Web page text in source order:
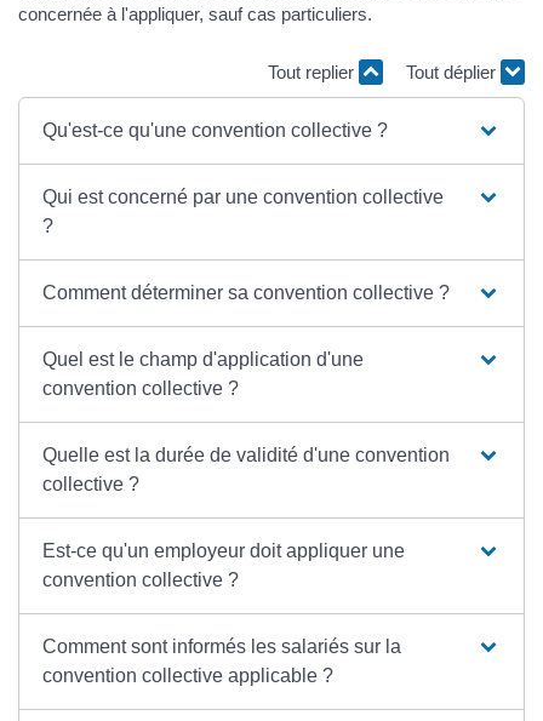
concernée à l'appliquer, sauf cas particuliers.
Tout replier Tout déplier
Qu'est-ce qu'une convention collective ?
Qui est concerné par une convention collective
?
Comment déterminer sa convention collective ?
Quel est le champ d'application d'une
convention collective ?
Quelle est la durée de validité d'une convention
collective ?
Est-ce qu'un employeur doit appliquer une
convention collective ?
Comment sont informés les salariés sur la
convention collective applicable ?